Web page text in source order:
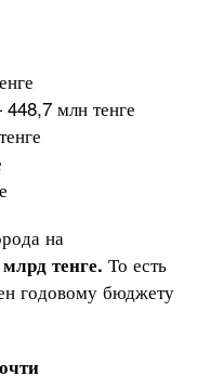
млн тенге
на
тенге. То есть
годовому бюджету